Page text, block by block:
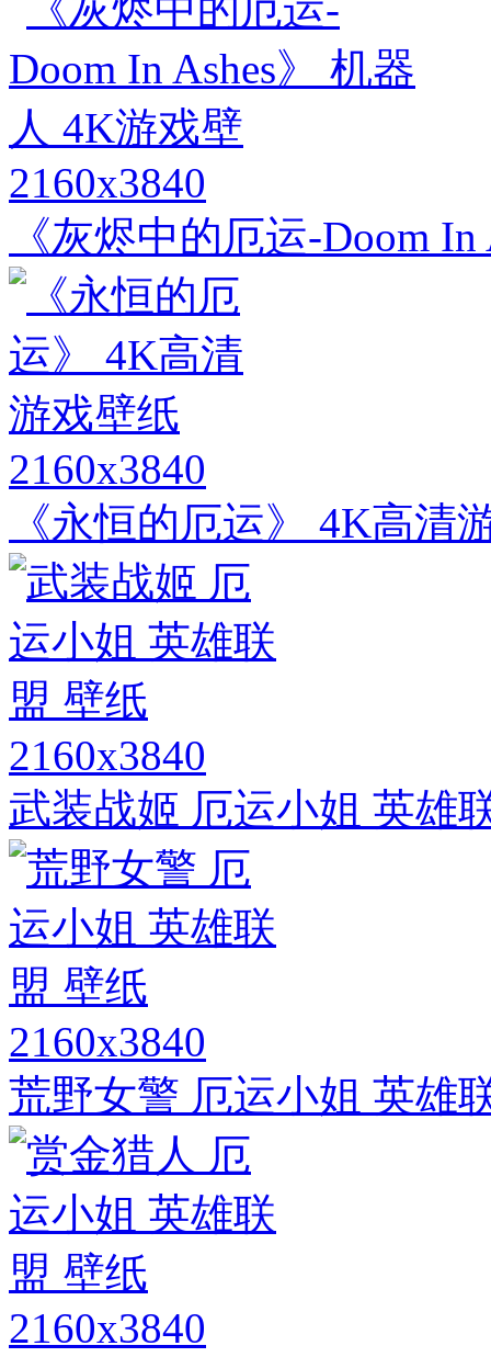
2160x3840
《灰烬中的厄运-Doom
2160x3840
《永恒的厄运》 4K高清
2160x3840
武装战姬 厄运小姐 英雄
2160x3840
荒野女警 厄运小姐 英雄
2160x3840